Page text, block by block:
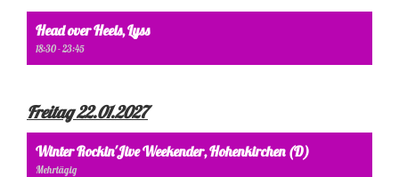
Head over Heels, Lyss
18:30 - 23:45
Freitag 22.01.2027
Winter Rockin'Jive Weekender, Hohenkirchen (D)
Mehrtägig